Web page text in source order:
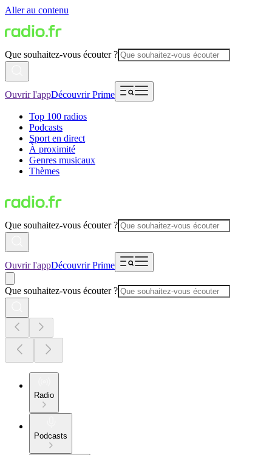
Aller au contenu
Que souhaitez-vous écouter ?
Ouvrir l'appDécouvrir Prime
Top 100 radios
Podcasts
Sport en direct
À proximité
Genres musicaux
Thèmes
Que souhaitez-vous écouter ?
Ouvrir l'appDécouvrir Prime
Que souhaitez-vous écouter ?
Radio
Podcasts